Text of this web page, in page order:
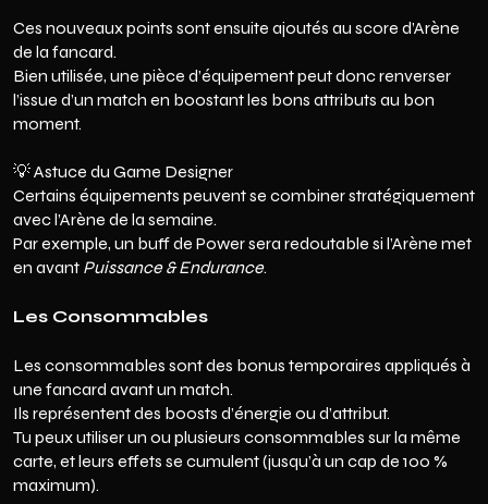
Ces nouveaux points sont ensuite ajoutés au score d’Arène
de la fancard.
Bien utilisée, une pièce d’équipement peut donc renverser
l’issue d’un match en boostant les bons attributs au bon
moment.
💡 Astuce du Game Designer
Certains équipements peuvent se combiner stratégiquement
avec l’Arène de la semaine.
Par exemple, un buff de Power sera redoutable si l’Arène met
en avant Puissance & Endurance.
Les Consommables
Les consommables sont des bonus temporaires appliqués à
une fancard avant un match.
Ils représentent des boosts d’énergie ou d’attribut.
Tu peux utiliser un ou plusieurs consommables sur la même
carte, et leurs effets se cumulent (jusqu’à un cap de 100 %
maximum).